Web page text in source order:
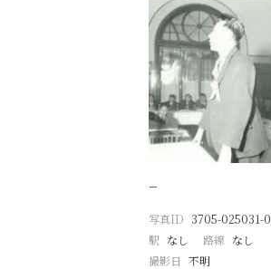
−
写真ID 3705-025031-0
駅 なし 路線 なし
撮影日 不明